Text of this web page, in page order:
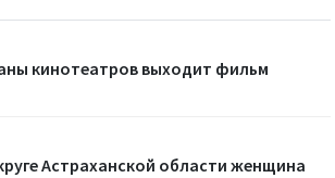
кинотеатров выходит фильм
Астраханской области женщина